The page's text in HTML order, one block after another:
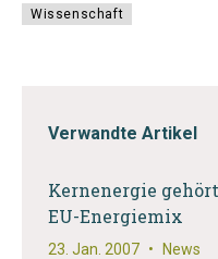
Wissenschaft
Verwandte Artikel
Kernenergie
EU-Energiemix
23. Jan. 2007 • News